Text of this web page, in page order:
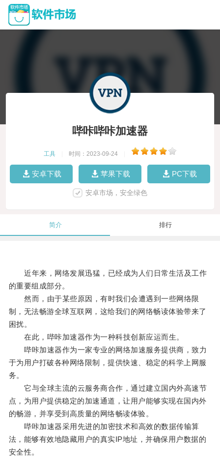
哔咔哔咔加速器
工具 时间：2023-09-24
安卓下载 苹果下载 PC下载
安卓市场，安全绿色
简介 排行
近年来，网络发展迅猛，已经成为人们日常生活及工作
的重要组成部分。
然而，由于某些原因，有时我们会遭遇到一些网络限
制，无法畅游全球互联网，这给我们的网络畅读体验带来了
困扰。
在此，哔咔加速器作为一种科技创新应运而生。
哔咔加速器作为一家专业的网络加速服务提供商，致力
于为用户打破各种网络限制，提供快速、稳定的科学上网服
务。
它与全球主流的云服务商合作，通过建立国内外高速节
点，为用户提供稳定的加速通道，让用户能够实现在国内外
的畅游，并享受到高质量的网络畅读体验。
哔咔加速器采用先进的加密技术和高效的数据传输算
法，能够有效地隐藏用户的真实IP地址，并确保用户数据的
安全性。